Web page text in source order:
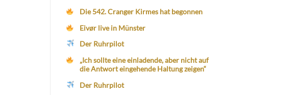
Die 542. Cranger Kirmes hat begonnen
Eivør live in Münster
Der Ruhrpilot
„Ich sollte eine einladende, aber nicht auf
die Antwort eingehende Haltung zeigen“
Der Ruhrpilot